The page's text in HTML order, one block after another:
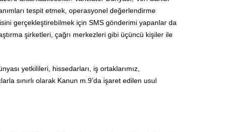
tespit etmek, operasyonel değerlendirme
gerçekleştirebilmek için SMS gönderimi yapanlar da
şirketleri, çağrı merkezleri gibi üçüncü kişiler ile
yetkilileri, hissedarları, iş ortaklarımız,
sınırlı olarak Kanun m.9’da işaret edilen usul